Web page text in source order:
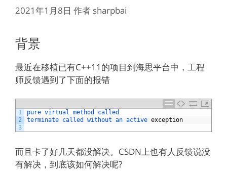
2021年1月8日 作者 sharpbai
背景
最近在移植已有C++11的项目到海思平台中，工程
师反馈遇到了下面的报错
1
2
3
pure virtual method called
terminate called without an active exception
而且卡了好几天都没解决。CSDN上也有人反馈说没
有解决，到底该如何解决呢?